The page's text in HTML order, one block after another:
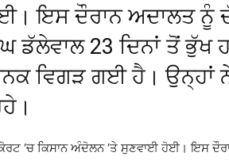
ਇਸ ਦੌਰਾਨ ਅਦਾਲਤ ਨੂੰ
ਡੱਲੇਵਾਲ 23 ਦਿਨਾਂ ਤੋਂ ਭੁੱਖ
ਵਿਗੜ ਗਈ ਹੈ। ਉਨ੍ਹਾਂ
ਕੋਰਟ ‘ਚ ਕਿਸਾਨ ਅੰਦੋਲਨ ‘ਤੇ ਸੁਣਵਾਈ ਹੋਈ। ਇਸ